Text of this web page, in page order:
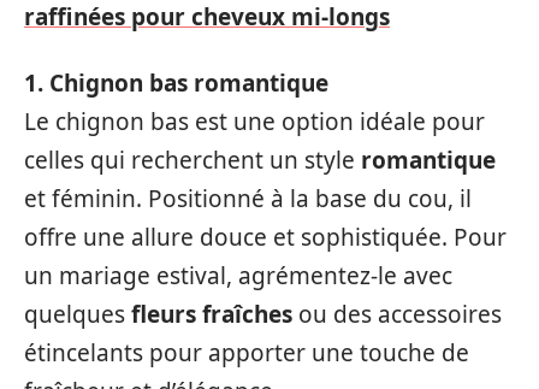
raffinées pour cheveux mi-longs
1. Chignon bas romantique
Le chignon bas est une option idéale pour
celles qui recherchent un style romantique
et féminin. Positionné à la base du cou, il
offre une allure douce et sophistiquée. Pour
un mariage estival, agrémentez-le avec
quelquesfleurs fraîches ou des accessoires
étincelants pour apporter une touche de